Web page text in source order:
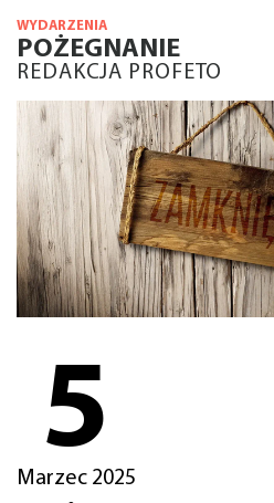
WYDARZENIA
POŻEGNANIE
REDAKCJA PROFETO
5
Marzec 2025